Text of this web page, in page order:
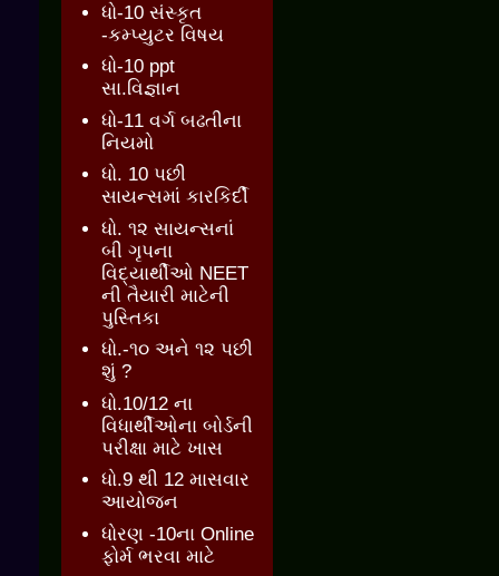
ધો-10 સંસ્કૃત
-કમ્પ્યુટર વિષય
ધો-10 ppt
સા.વિજ્ઞાન
ધો-11 વર્ગ બઢતીના
નિયમો
ધો. 10 પછી
સાયન્સમાં કારકિર્દી
ધો. ૧૨ સાયન્સનાં
બી ગૃપના
વિદ્યાર્થીઓ NEET
ની તૈયારી માટેની
પુસ્તિકા
ધો.-૧૦ અને ૧૨ પછી
શું ?
ધો.10/12 ના
વિધાર્થીઓના બોર્ડની
પરીક્ષા માટે ખાસ
ધો.9 થી 12 માસવાર
આયોજન
ધોરણ -10ના Online
ફોર્મ ભરવા માટે